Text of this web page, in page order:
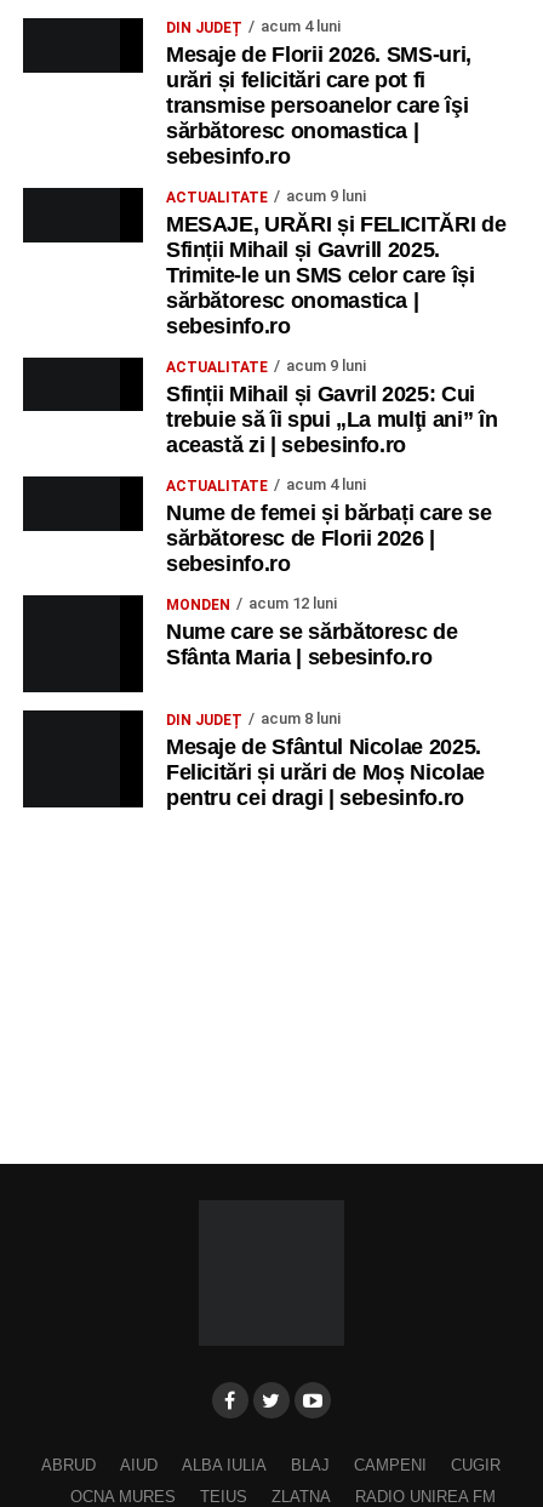
DIN JUDEȚ acum 4 luni
Mesaje de Florii 2026. SMS-uri,
urări și felicitări care pot fi
transmise persoanelor care îşi
sărbătoresc onomastica |
sebesinfo.ro
ACTUALITATE acum 9 luni
MESAJE, URĂRI și FELICITĂRI de
Sfinții Mihail și Gavrill 2025.
Trimite-le un SMS celor care își
sărbătoresc onomastica |
sebesinfo.ro
ACTUALITATE acum 9 luni
Sfinții Mihail și Gavril 2025: Cui
trebuie să îi spui „La mulţi ani” în
această zi | sebesinfo.ro
ACTUALITATE acum 4 luni
Nume de femei și bărbați care se
sărbătoresc de Florii 2026 |
sebesinfo.ro
MONDEN acum 12 luni
Nume care se sărbătoresc de
Sfânta Maria | sebesinfo.ro
DIN JUDEȚ acum 8 luni
Mesaje de Sfântul Nicolae 2025.
Felicitări și urări de Moș Nicolae
pentru cei dragi | sebesinfo.ro
ABRUD AIUD ALBA IULIA BLAJ CAMPENI
CUGIR
OCNA MURES
TEIUS ZLATNA RADIO UNIREA FM